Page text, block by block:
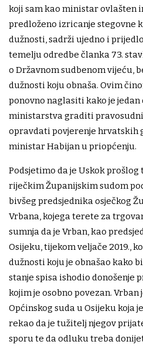
koji sam kao ministar ovlašten
predloženo izricanje stegovne
dužnosti, sadrži ujedno i
temelju odredbe članka 73.
o Državnom sudbenom vijeću,
dužnosti koju obnaša. Ovim
ponovno naglasiti kako je
ministarstva graditi
opravdati povjerenje hrvatskih
ministar Habijan u priopćenju.
Podsjetimo da je Uskok
riječkim Županijskim sudom
bivšeg predsjednika osječkog
Vrbana, kojega terete za
sumnja da je Vrban, kao
Osijeku, tijekom veljače 2019.,
dužnosti koju je obnašao kako
stanje spisa ishodio donošenje
kojim je osobno povezan.
Općinskog suda u Osijeku koja
rekao da je tužitelj njegov
sporu te da odluku treba